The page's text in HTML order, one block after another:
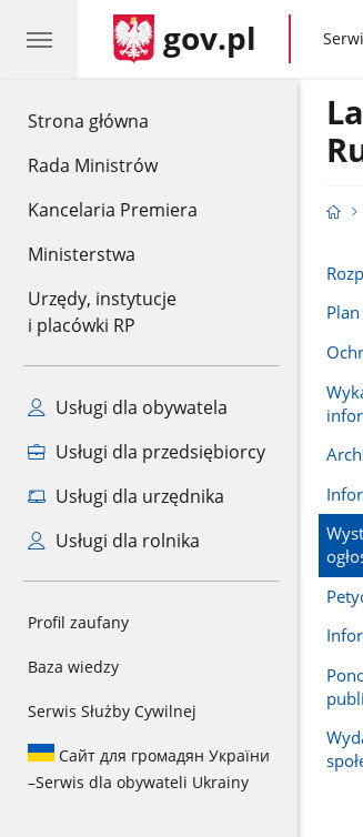
Strona główna
Rada Ministrów
Kancelaria Premiera
Ministerstwa
Urzędy, instytucje
i placówki RP
Usługi dla obywatela
Usługi dla przedsiębiorcy
Usługi dla urzędnika
Usługi dla rolnika
Profil zaufany
Baza wiedzy
Serwis Służby Cywilnej
Сайт для громадян України
–Serwis dla obywateli Ukrainy
gov.pl